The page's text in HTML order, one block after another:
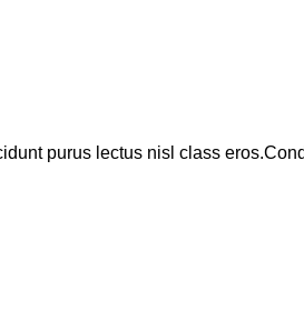
purus lectus nisl class